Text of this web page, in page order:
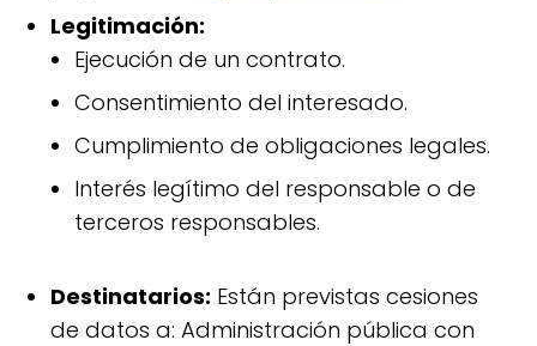
Legitimación:
Ejecución de un contrato.
Consentimiento del interesado.
Cumplimiento de obligaciones legales.
Interés legítimo del responsable o de
terceros responsables.
Destinatarios: Están previstas cesiones
de datos a: Administración pública con